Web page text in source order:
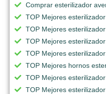
Comprar esterilizador
TOP Mejores
TOP Mejores
TOP Mejores
TOP Mejores
TOP Mejores hornos
TOP Mejores
TOP Mejores